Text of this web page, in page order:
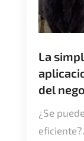
La
del
¿Se